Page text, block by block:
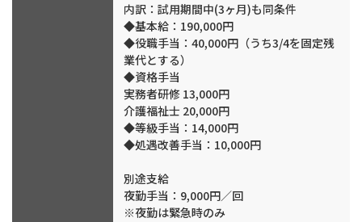
内訳：試用期間中(3ヶ月)も同条件
◆基本給：190,000円
◆役職手当：40,000円（うち3/4を固定残
業代とする）
◆資格手当
実務者研修 13,000円
介護福祉士 20,000円
◆等級手当：14,000円
◆処遇改善手当：10,000円
別途支給
夜勤手当：9,000円／回
※夜勤は緊急時のみ